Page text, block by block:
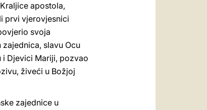
apostola,
prvi vjerovjesnici
svoja
slavu Ocu
Djevici Mariji, pozvao
živeći u Božjoj
zajednice u